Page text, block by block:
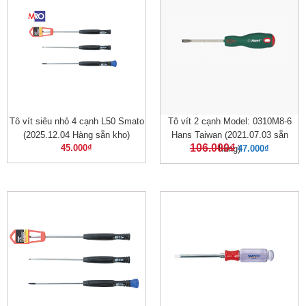
Tô vít siêu nhỏ 4 cạnh L50 Smato
(2025.12.04 Hàng sẵn kho)
45.000₫
Tô vít 2 cạnh Model: 0310M8-6
Hans Taiwan (2021.07.03 sẵn
hàng)
106.000₫ 47.000₫